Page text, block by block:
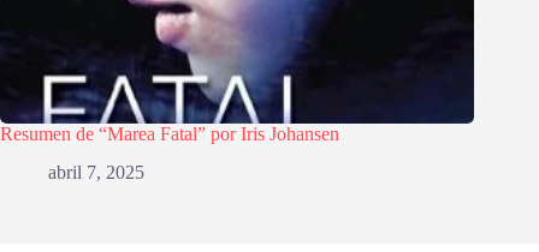
Resumen de “Marea Fatal” por Iris Johansen
abril 7, 2025